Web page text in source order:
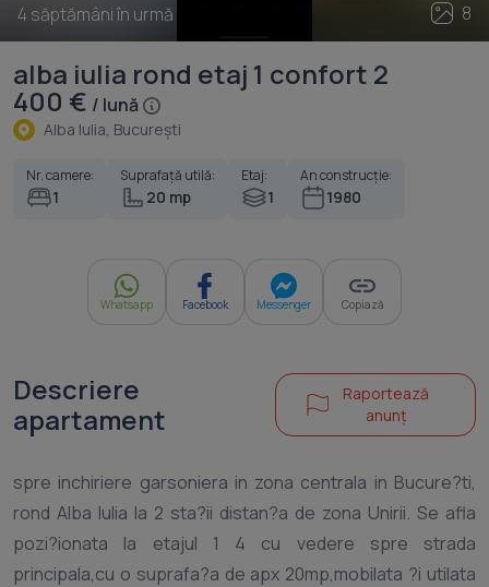
4 săptămâni în urmă 8
alba iulia rond etaj 1 confort 2
400 € / lună
Alba Iulia, Bucureşti
Nr. camere:
1
Suprafață utilă:
20 mp
Etaj:
1
An construcție:
1980
Whatsapp Facebook Messenger Copiază
Descriere
apartament
Raportează
anunț
spre inchiriere garsoniera in zona centrala in Bucure?ti,
rond Alba Iulia la 2 sta?ii distan?a de zona Unirii. Se afla
pozi?ionata la etajul 1 4 cu vedere spre strada
principala,cu o suprafa?a de apx 20mp,mobilata ?i utilata